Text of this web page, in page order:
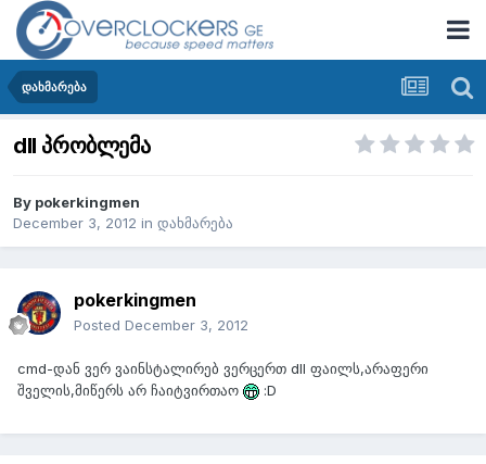
დახმარება
dll პრობლემა
By pokerkingmen
December 3, 2012 in დახმარება
pokerkingmen
Posted December 3, 2012
cmd-დან ვერ ვაინსტალირებ ვერცერთ dll ფაილს,არაფერი
შველის,მიწერს არ ჩაიტვირთაო
:D